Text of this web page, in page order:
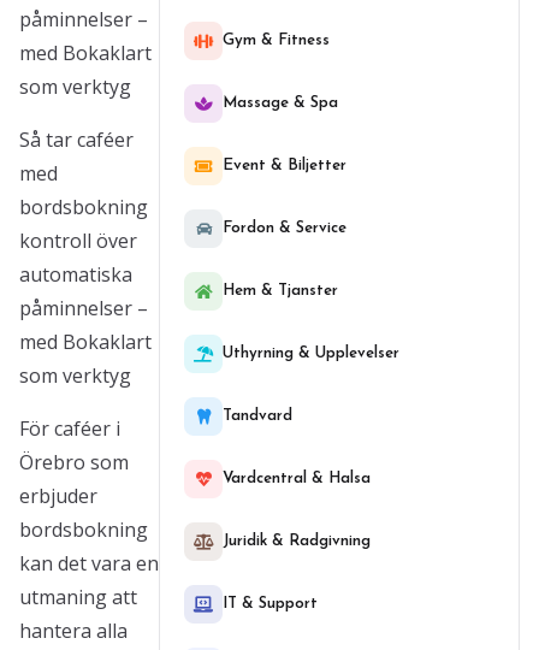
påminnelser –
med Bokaklart
som verktyg
Så tar caféer
med
bordsbokning
kontroll över
automatiska
påminnelser –
med Bokaklart
som verktyg
För caféer i
Örebro som
erbjuder
bordsbokning
kan det vara en
utmaning att
hantera alla
Gym & Fitness
Massage & Spa
Event & Biljetter
Fordon & Service
Hem & Tjanster
Uthyrning & Upplevelser
Tandvard
Vardcentral & Halsa
Juridik & Radgivning
IT & Support